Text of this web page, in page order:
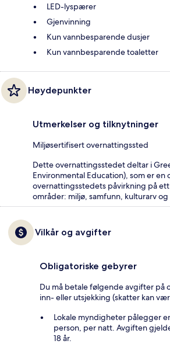
LED-lyspærer
Gjenvinning
Kun vannbesparende dusjer
Kun vannbesparende toaletter
Høydepunkter
Utmerkelser og tilknytninger
Miljøsertifisert overnattingssted
Dette overnattingsstedet deltar i
Environmental Education), som er en
overnattingsstedets påvirkning på
områder: miljø, samfunn, kulturarv
Vilkår og avgifter
Obligatoriske gebyrer
Du må betale følgende avgifter på
inn- eller utsjekking (skatter kan
Lokale myndigheter pålegger
person, per natt. Avgiften
18 år.